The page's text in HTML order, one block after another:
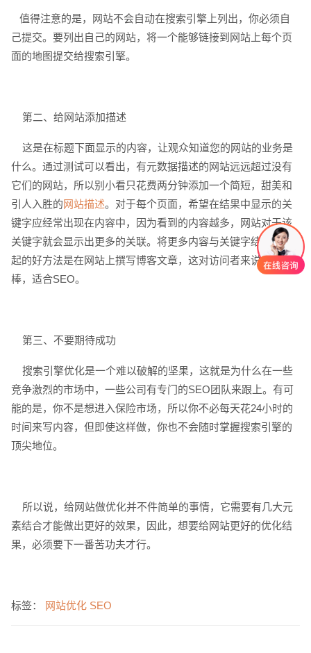
值得注意的是，网站不会自动在搜索引擎上列出，你必须自
己提交。要列出自己的网站，将一个能够链接到网站上每个页
面的地图提交给搜索引擎。
第二、给网站添加描述
这是在标题下面显示的内容，让观众知道您的网站的业务是
什么。通过测试可以看出，有元数据描述的网站远远超过没有
它们的网站，所以别小看只花费两分钟添加一个简短，甜美和
引人入胜的网站描述。对于每个页面，希望在结果中显示的关
键字应经常出现在内容中，因为看到的内容越多，网站对于该
关键字就会显示出更多的关联。将更多内容与关键字结合在一
起的好方法是在网站上撰写博客文章，这对访问者来说非常
棒，适合SEO。
第三、不要期待成功
搜索引擎优化是一个难以破解的坚果，这就是为什么在一些
竞争激烈的市场中，一些公司有专门的SEO团队来跟上。有可
能的是，你不是想进入保险市场，所以你不必每天花24小时的
时间来写内容，但即使这样做，你也不会随时掌握搜索引擎的
顶尖地位。
所以说，给网站做优化并不件简单的事情，它需要有几大元
素结合才能做出更好的效果，因此，想要给网站更好的优化结
果，必须要下一番苦功夫才行。
标签： 网站优化 SEO
创意品牌型网站 标准企业官网建设 · 外贸网
电商及系统平台开发 · 微信小程序开发 · 年度